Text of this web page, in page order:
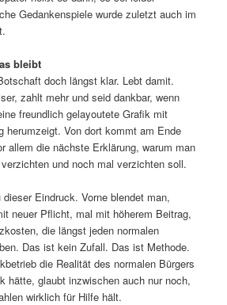
Gedankenspiele wurde zuletzt auch im
bleibt
doch längst klar. Lebt damit.
zahlt mehr und seid dankbar, wenn
freundlich gelayoutete Grafik mit
herumzeigt. Von dort kommt am Ende
allem die nächste Erklärung, warum man
und noch mal verzichten soll.
Eindruck. Vorne blendet man,
neuer Pflicht, mal mit höherem Beitrag,
die längst jeden normalen
Das ist kein Zufall. Das ist Methode.
die Realität des normalen Bürgers
hätte, glaubt inzwischen auch nur noch,
wirklich für Hilfe hält.